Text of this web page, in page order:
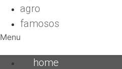
agro
famosos
Menu
home